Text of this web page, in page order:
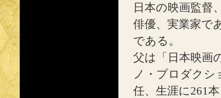
日本の映画監督
俳優、実業家で
である。
父は「日本映画
ノ・プロダクシ
任、生涯に261